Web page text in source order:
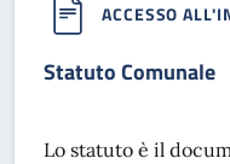
ACCESSO
Statuto Comunale
Lo statuto è il